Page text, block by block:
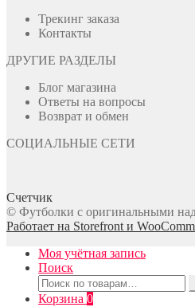
Трекинг заказа
Контакты
ДРУГИЕ РАЗДЕЛЫ
Блог магазина
Ответы на вопросы
Возврат и обмен
СОЦИАЛЬНЫЕ СЕТИ
Счетчик
© Футболки с оригинальными
Работает на Storefront и
Моя учётная запись
Поиск
Искать:
Корзина 0